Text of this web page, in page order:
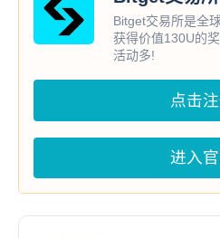
Bitget交易所是全
获得价值130U的
活动多!
点击
进入